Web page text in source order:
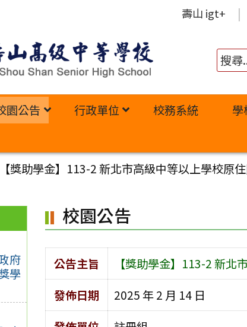
壽山 igt+
園公告 行政單位 校務系統 學
【獎助學金】113-2 新北市高級中等以上學校原
府
學
校園公告
公告主旨
【獎助學金】113-2 新北
發佈日期
2025 年 2 月 14 日